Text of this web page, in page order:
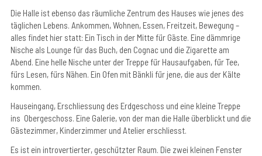
Die Halle ist ebenso das räumliche Zentrum des Hauses wie jenes des
täglichen Lebens. Ankommen, Wohnen, Essen, Freitzeit, Bewegung –
alles findet hier statt: Ein Tisch in der Mitte für Gäste. Eine dämmrige
Nische als Lounge für das Buch, den Cognac und die Zigarette am
Abend. Eine helle Nische unter der Treppe für Hausaufgaben, für Tee,
fürs Lesen, fürs Nähen. Ein Ofen mit Bänkli für jene, die aus der Kälte
kommen.
Hauseingang, Erschliessung des Erdgeschoss und eine kleine Treppe
ins Obergeschoss. Eine Galerie, von der man die Halle überblickt und die
Gästezimmer, Kinderzimmer und Atelier erschliesst.
Es ist ein introvertierter, geschützter Raum. Die zwei kleinen Fenster